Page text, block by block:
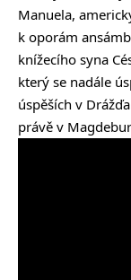
Manuela,
k oporám
knížecího syna
který se nadále
úspěších v
právě v